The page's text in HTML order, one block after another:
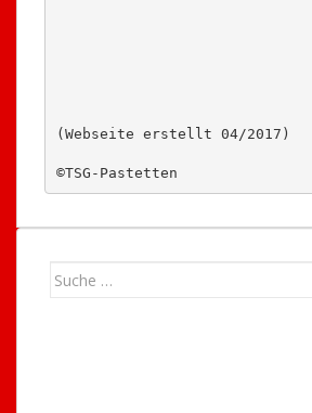
(Webseite erstellt 04/2017)
©TSG-Pastetten
Suche